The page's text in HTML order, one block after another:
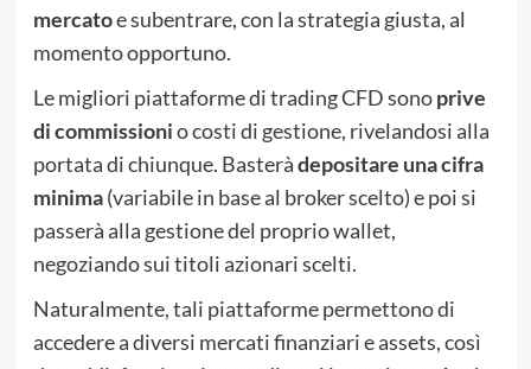
mercatoe subentrare, con la strategia giusta, al
momento opportuno.
Le migliori piattaforme di trading CFD sonoprive
di commissionio costi di gestione, rivelandosi alla
portata di chiunque. Basteràdepositare una cifra
minima(variabile in base al broker scelto) e poi si
passerà alla gestione del proprio wallet,
negoziando sui titoli azionari scelti.
Naturalmente, tali piattaforme permettono di
accedere a diversi mercati finanziari e assets, così